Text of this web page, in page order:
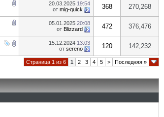
20.03.2025 19:54
от mig-quick 368 270,268
05.01.2025 20:08
от Blizzard 472 376,476
15.12.2024 13:03
от sereno 120 142,232
Страница 1 из 6 1 2 3 4 5 > Последняя »